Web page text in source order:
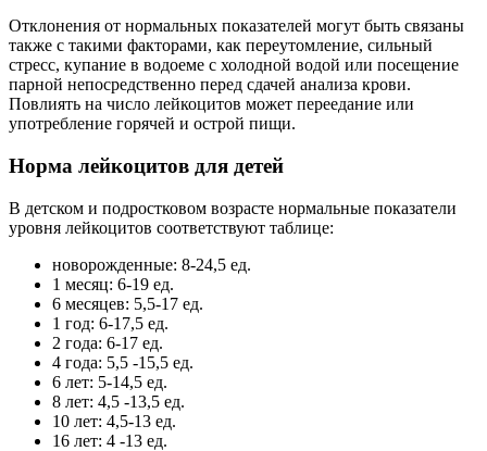
Отклонения от нормальных показателей могут быть связаны
также с такими факторами, как переутомление, сильный
стресс, купание в водоеме с холодной водой или посещение
парной непосредственно перед сдачей анализа крови.
Повлиять на число лейкоцитов может переедание или
употребление горячей и острой пищи.
Норма лейкоцитов для детей
В детском и подростковом возрасте нормальные показатели
уровня лейкоцитов соответствуют таблице:
новорожденные: 8-24,5 ед.
1 месяц: 6-19 ед.
6 месяцев: 5,5-17 ед.
1 год: 6-17,5 ед.
2 года: 6-17 ед.
4 года: 5,5 -15,5 ед.
6 лет: 5-14,5 ед.
8 лет: 4,5 -13,5 ед.
10 лет: 4,5-13 ед.
16 лет: 4 -13 ед.